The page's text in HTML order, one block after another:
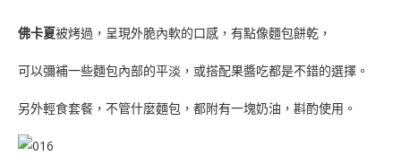
佛卡夏被烤過，呈現外脆內軟的口感，有點像麵包餅乾，
可以彌補一些麵包內部的平淡，或搭配果醬吃都是不錯的選擇。
另外輕食套餐，不管什麼麵包，都附有一塊奶油，斟酌使用。